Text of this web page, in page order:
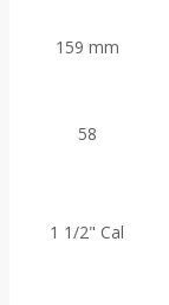
159 mm
58
1 1/2" Cal